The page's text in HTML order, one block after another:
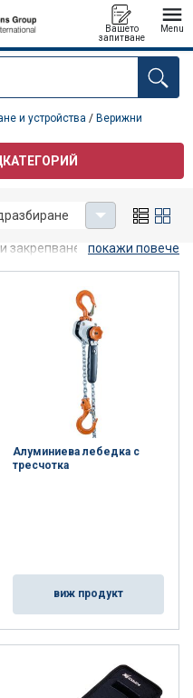
Вашето
запитване
Menu
и устройства / Верижни
Powertex предлагат
закрепване на товари с
EN 818-7-T.
покажи повече
Алуминиева лебедка с
тресчотка
виж продукт